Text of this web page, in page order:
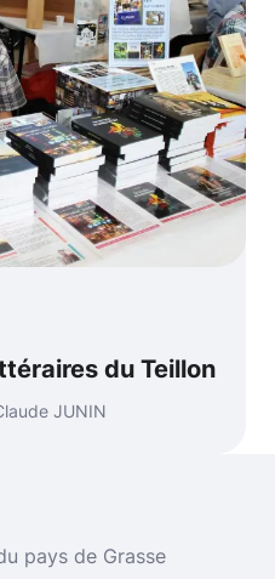
du Teillon
JUNIN
pays de Grasse